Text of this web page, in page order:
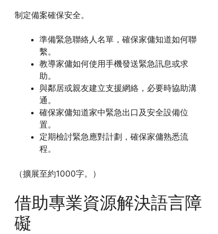
制定備案確保安全。
準備緊急聯絡人名單，確保家傭知道如何聯
繫。
教導家傭如何使用手機發送緊急訊息或求
助。
與鄰居或親友建立支援網絡，必要時協助溝
通。
確保家傭知道家中緊急出口及安全設備位
置。
定期檢討緊急應對計劃，確保家傭熟悉流
程。
（擴展至約1000字。）
借助專業資源解決語言障
礙